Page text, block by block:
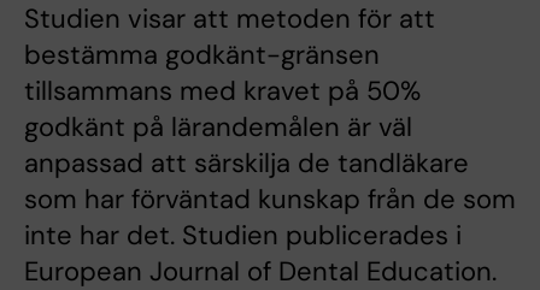
Studien visar att metoden för att
bestämma godkänt-gränsen
tillsammans med kravet på 50%
godkänt på lärandemålen är väl
anpassad att särskilja de tandläkare
som har förväntad kunskap från de som
inte har det. Studien publicerades i
European Journal of Dental Education.